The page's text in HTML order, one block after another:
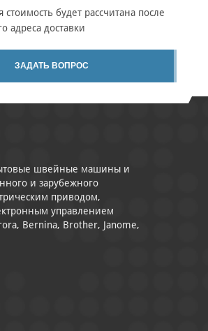
будет рассчитана после
адреса доставки
ЗАДАТЬ ВОПРОС
швейные машины и
и зарубежного
приводом,
управлением
Bernina, Brother, Janome,